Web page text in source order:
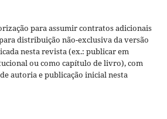
para assumir contratos adicionais
distribuição não-exclusiva da versão
nesta revista (ex.: publicar em
ou como capítulo de livro), com
autoria e publicação inicial nesta